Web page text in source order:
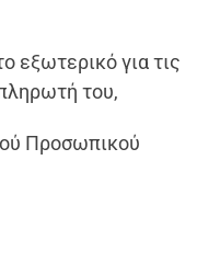
εξωτερικό για τις
του,
Προσωπικού